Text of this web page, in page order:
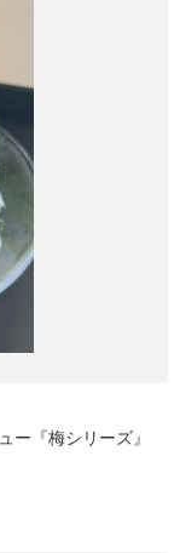
ー『梅シリーズ』